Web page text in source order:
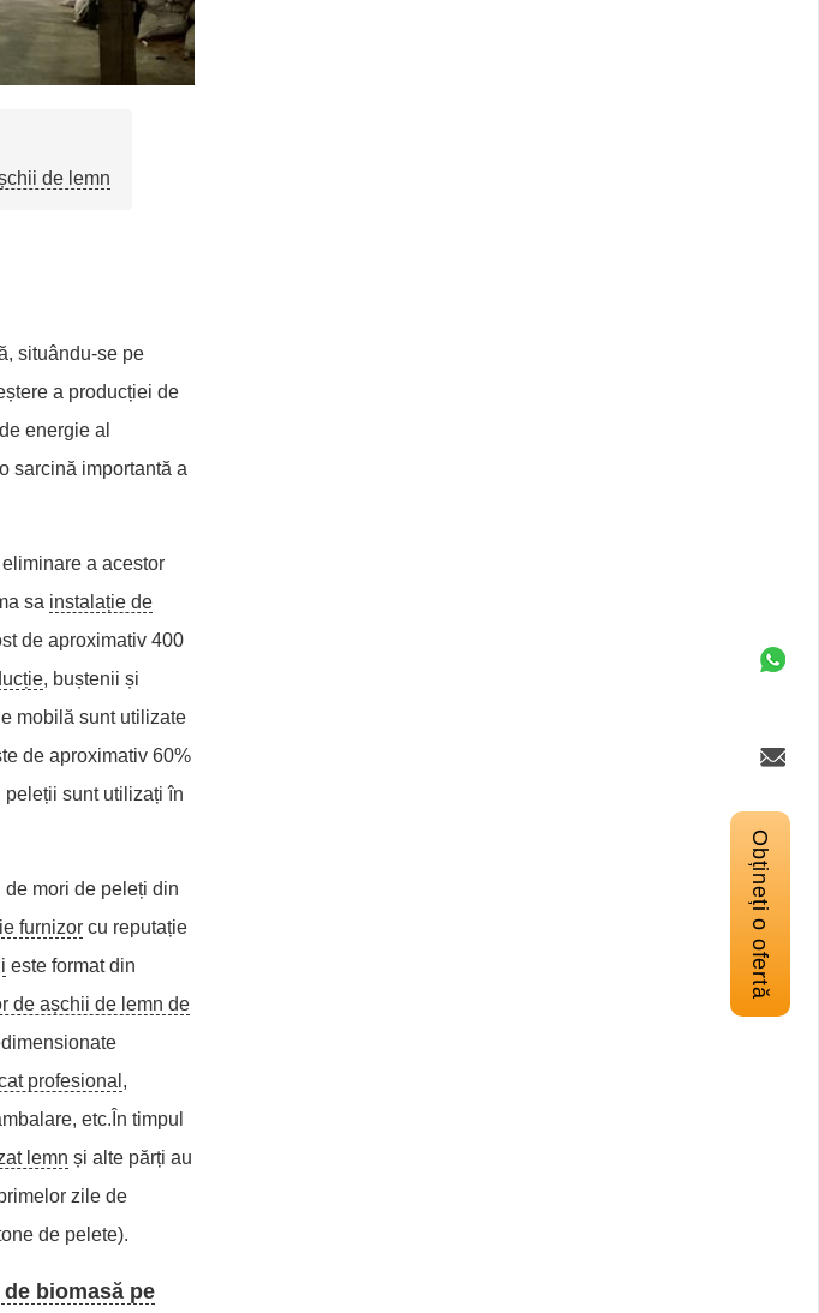
de lemn
situându-se pe
a producției de
energie al
sarcină importantă a
a acestor
sa instalație de
de aproximativ 400
, buștenii și
mobilă sunt utilizate
de aproximativ 60%
sunt utilizați în
mori de peleți din
furnizor cu reputație
este format din
de așchii de lemn de
profesional ,
etc.În timpul
lemn și alte părți au
zile de
de pelete).
biomasă pe
Obțineți o ofertă